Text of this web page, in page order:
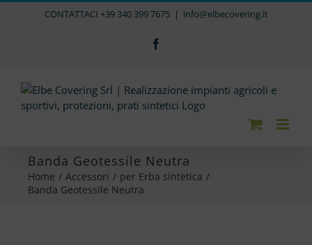
CONTATTACI +39 340 399 7675 | info@elbecovering.it
Banda Geotessile Neutra
Home / Accessori / per Erba sintetica /
Banda Geotessile Neutra